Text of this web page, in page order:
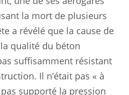
la mort de plusieurs
a révélé que la cause de
qualité du béton
suffisamment résistant
Il n’était pas « à
supporté la pression